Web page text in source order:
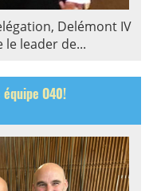
Delémont IV
leader de...
O40!